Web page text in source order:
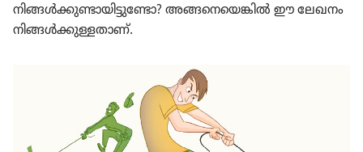
നിങ്ങൾക്കു​ണ്ടാ​യി​ട്ടു​ണ്ടോ? അങ്ങനെ​യെ​ങ്കിൽ ഈ ലേഖനം
നിങ്ങൾക്കു​ള്ള​താണ്‌.